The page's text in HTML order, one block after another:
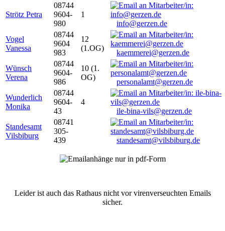
Strötz Petra
08744
9604-
980
1
info@gerzen.de
Vogel
Vanessa
08744
9604
983
12
(1.OG)
kaemmerei@gerzen.de
Wünsch
Verena
08744
9604-
986
10 (1.
OG)
personalamt@gerzen.de
Wunderlich
Monika
08744
9604-
43
4
ile-bina-vils@gerzen.de
Standesamt
Vilsbiburg
08741
305-
439
standesamt@vilsbiburg.de
Leider ist auch das Rathaus nicht vor virenverseuchten Emails
sicher.